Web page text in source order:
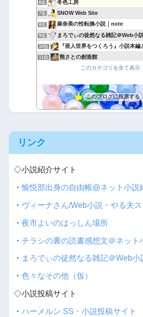
6位 冬色工房
7位 SNOW Web Site
8位 麻奈美の性転換小説｜note
9位 まろでぃの徒然なる雑記＠Web小
10位 『亜人世界をつくろう』小説本編
11位 熊さとの創造館
ネット喫茶.com
14位 フォレストピア創造記 ラムリー
15位 ボロ家で執筆
このカテゴリを全て表示
このブログに投票する
リンク
◇小説紹介サイト
・愉悦部出身の自由帳@ネット小説
・ ヴィーナさん/Web小説・やる夫ス
・ 夜市よいのはっしん場所
・ チラシの裏の読書感想文＠ネット
・ まろでぃの徒然なる雑記＠Web小
・ 色々なその他（仮）
◇小説投稿サイト
・ ハーメルン SS・小説投稿サイト